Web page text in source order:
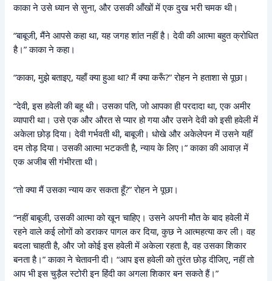
काका ने उसे ध्यान से सुना, और उसकी आँखों में एक दुख भरी चमक थी।
“बाबूजी, मैंने आपसे कहा था, यह जगह शांत नहीं है। देवी की आत्मा बहुत क्रोधित
है।” काका ने कहा।
“काका, मुझे बताइए, यहाँ क्या हुआ था? मैं क्या करूँ?” रोहन ने हताशा से पूछा।
“देवी, इस हवेली की बहू थी। उसका पति, जो आपका ही परदादा था, एक अमीर
व्यापारी था। उसे एक और औरत से प्यार हो गया और उसने देवी को इसी हवेली में
अकेला छोड़ दिया। देवी गर्भवती थी, बाबूजी। धोखे और अकेलेपन में उसने यहीं
दम तोड़ दिया। उसकी आत्मा भटकती है, न्याय के लिए।” काका की आवाज़ में
एक अजीब सी गंभीरता थी।
“तो क्या मैं उसका न्याय कर सकता हूँ?” रोहन ने पूछा।
“नहीं बाबूजी, उसकी आत्मा को खून चाहिए। उसने अपनी मौत के बाद हवेली में
रहने वाले कई लोगों को डराकर पागल कर दिया, कुछ ने आत्महत्या कर ली। वह
बदला चाहती है, और जो कोई इस हवेली में अकेला रहता है, वह उसका शिकार
बनता है।” काका ने चेतावनी दी। “आप इस हवेली को तुरंत छोड़ दीजिए, नहीं तो
आप भी इस चुड़ैल स्टोरी इन हिंदी का अगला शिकार बन सकते हैं।”